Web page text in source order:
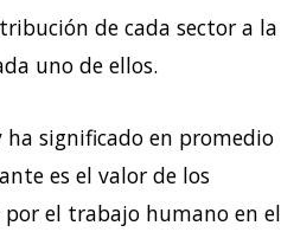
de cada sector a la
uno de ellos.
ha significado en promedio
es el valor de los
el trabajo humano en el